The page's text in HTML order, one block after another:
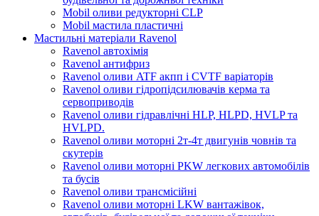
Mobil оливи редукторні CLP
Mobil мастила пластичні
Мастильні матеріали Ravenol
Ravenol автохімія
Ravenol антифриз
Ravenol оливи ATF акпп і CVTF варіаторів
Ravenol оливи гідропідсилювачів керма та
сервоприводів
Ravenol оливи гідравлічні HLP, HLPD, HVLP та
HVLPD.
Ravenol оливи моторні 2т-4т двигунів човнів та
скутерів
Ravenol оливи моторні PKW легкових автомобілів
та бусів
Ravenol оливи трансмісійні
Ravenol оливи моторні LKW вантажівок,